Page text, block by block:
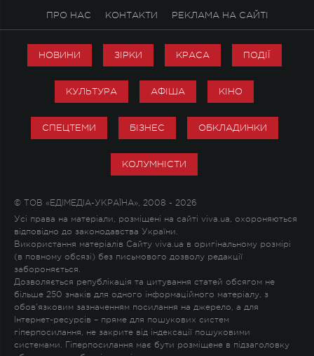
ПРО НАС КОНТАКТИ РЕКЛАМА НА САЙТІ
НОВИНИ ЗІРКИ КРАСА ПОДІЇ
КУЛЬТУРА АФІША КІНО
СПЕЦТЕМИ БІЗНЕС ОБКЛАДИНКИ
КОЛУМНІСТИ
© ТОВ «ЕДІМЕДІА-УКРАЇНА», 2008 - 2026
Усі права на матеріали, розміщені на сайті viva.ua, охороняються
відповідно до законодавства України.
Використання матеріалів Сайту viva.ua в оригінальному розмірі
(в повному обсязі) без письмового дозволу редакції
забороняється.
Дозволяється републікація та цитування статей обсягом не
більше 250 знаків для одного інформаційного матеріалу, з
обов'язковим зазначенням посилання на джерело, а для
Інтернет-ресурсів – пряме для пошукових систем
гіперпосилання, не закрите від індексації пошуковими
системами. Гіперпосилання має бути розміщене в підзаголовку